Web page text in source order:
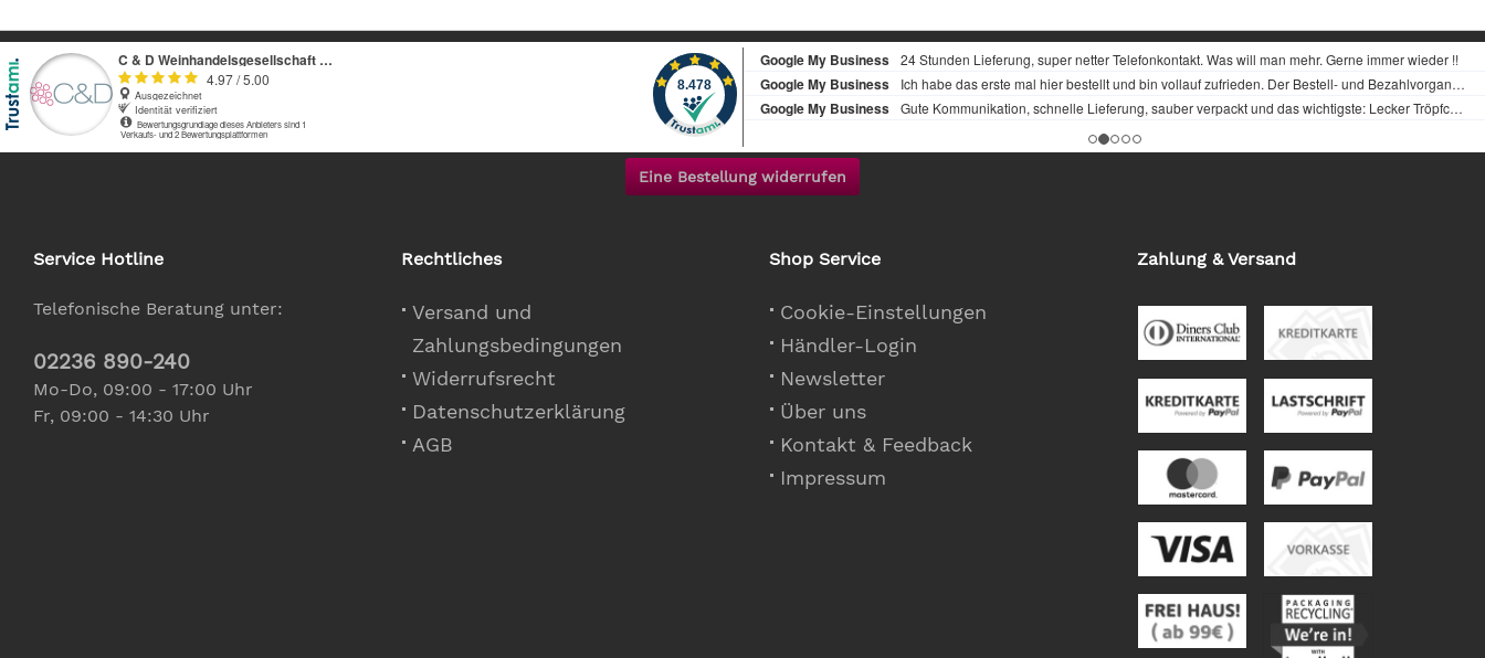
Eine Bestellung widerrufen
Service Hotline
Telefonische Beratung unter:
02236 890-240
Mo-Do, 09:00 - 17:00 Uhr
Fr, 09:00 - 14:30 Uhr
Rechtliches
Versand und
Zahlungsbedingungen
Widerrufsrecht
Datenschutzerklärung
AGB
Shop Service
Cookie-Einstellungen
Händler-Login
Newsletter
Über uns
Kontakt & Feedback
Impressum
Zahlung & Versand